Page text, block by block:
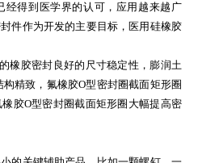
经得到医学界的认可，应用越来越广
件作为开发的主要目标，医用硅橡胶
橡胶密封良好的尺寸稳定性，膨润土
精致，氟橡胶O型密封圈截面矩形圈
胶O型密封圈截面矩形圈大幅提高密